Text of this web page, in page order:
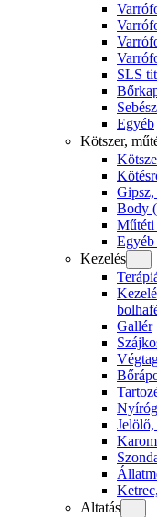
SLS
Egyéb
Kötszer,
Gipsz,
Body
Műtéti
Egyéb
Kezelés
Gallér
Altatás